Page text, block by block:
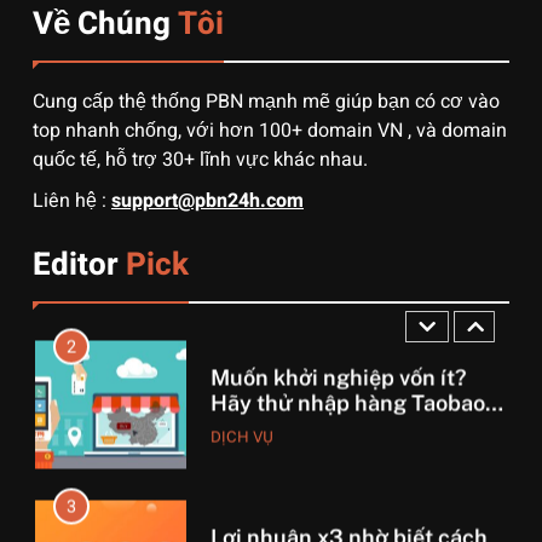
Về ChúngTôi
Cung cấp thệ thống PBN mạnh mẽ giúp bạn có cơ vào
top nhanh chống, với hơn 100+ domain VN , và domain
quốc tế, hỗ trợ 30+ lĩnh vực khác nhau.
Liên hệ : support@pbn24h.com
EditorPick
1
3 sai lầm chí mạng khiến
vốn, ôm sô
DỊCH VỤ
2
tháng lời 20 triệu
3
Lợi nhuận x3 nhờ biết cách
chọn nguồn hàng Trung
Quốc chuẩn
DỊCH VỤ
4